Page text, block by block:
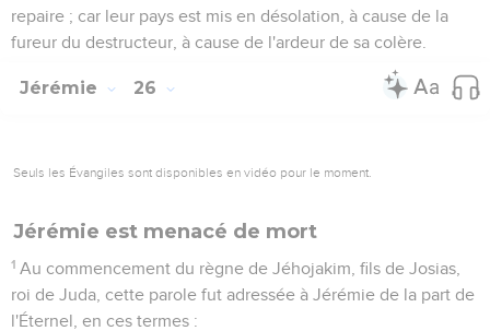
repaire ; car leur pays est mis en désolation, à cause de la
fureur du destructeur, à cause de l'ardeur de sa colère.
Jérémie 26
Seuls les Évangiles sont disponibles en vidéo pour le moment.
Jérémie est menacé de mort
1 Au commencement du règne de Jéhojakim, fils de Josias,
roi de Juda, cette parole fut adressée à Jérémie de la part de
l'Éternel, en ces termes :